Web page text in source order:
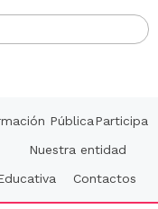
PúblicaParticipa
Nuestra entidad
Contactos